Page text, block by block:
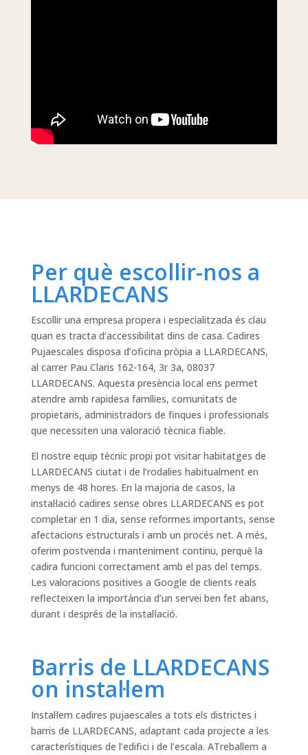
Per què escollir-nos a
LLARDECANS
Escollir una empresa propera i especialitzada és clau
quan es tracta d’accessibilitat dins de casa. Cadires
Pujaescales disposa d’oficina pròpia a LLARDECANS,
al carrer Pau Claris 162-164, 3r 3a, 08037
LLARDECANS. Aquesta presència local ens permet
atendre amb rapidesa famílies, comunitats de
propietaris, administradors de finques i professionals
que necessiten una valoració tècnica fiable.
El nostre equip tècnic propi pot visitar habitatges de
LLARDECANS ciutat i de l’rodalies habitualment en
menys de 48 hores. En la majoria de casos, la
instal·lació cadires sense obres LLARDECANS es pot
completar en 1 dia, sense reformes importants, sense
afectacions estructurals i amb un procés net. A més,
oferim postvenda i manteniment continu, perquè la
cadira funcioni correctament amb el pas del temps.
Les valoracions positives a Google de clients reals
reflecteixen la importància d’un servei ben fet abans,
durant i després de la instal·lació.
Barris de LLARDECANS
on instal·lem
Instal·lem cadires pujaescales a tots els districtes i
barris de LLARDECANS, adaptant cada projecte a les
característiques de l’edifici i de l’escala. ATreballem a